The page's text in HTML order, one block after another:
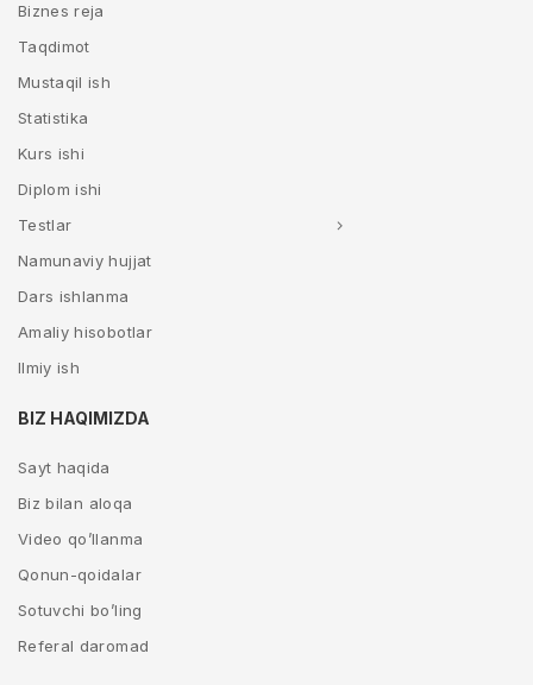
Biznes reja
Taqdimot
Mustaqil ish
Statistika
Kurs ishi
Diplom ishi
Testlar
Namunaviy hujjat
Dars ishlanma
Amaliy hisobotlar
Ilmiy ish
BIZ HAQIMIZDA
Sayt haqida
Biz bilan aloqa
Video qo’llanma
Qonun-qoidalar
Sotuvchi bo’ling
Referal daromad